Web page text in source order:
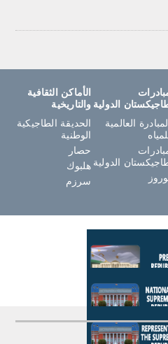
الدولية
العالمية
الدولية
الأماكن الثقافية
والتاريخية
الحديقة الطاجيكية
الوطنية
حصار
هلبوك
سرزم